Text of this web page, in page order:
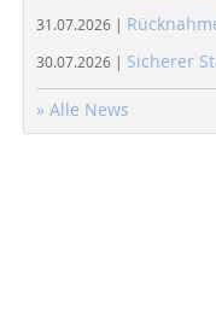
31.07.2026 |
30.07.2026 | Sicherer
» Alle News